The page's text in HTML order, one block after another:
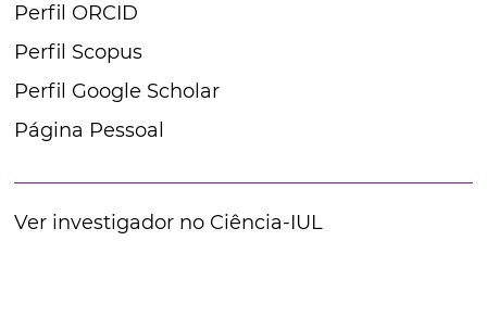
Perfil ORCID
Perfil Scopus
Perfil Google Scholar
Página Pessoal
Ver investigador no Ciência-IUL